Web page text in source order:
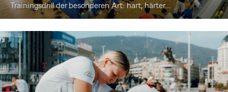
Trainingsdrill der besonderen Art: hart, härter...